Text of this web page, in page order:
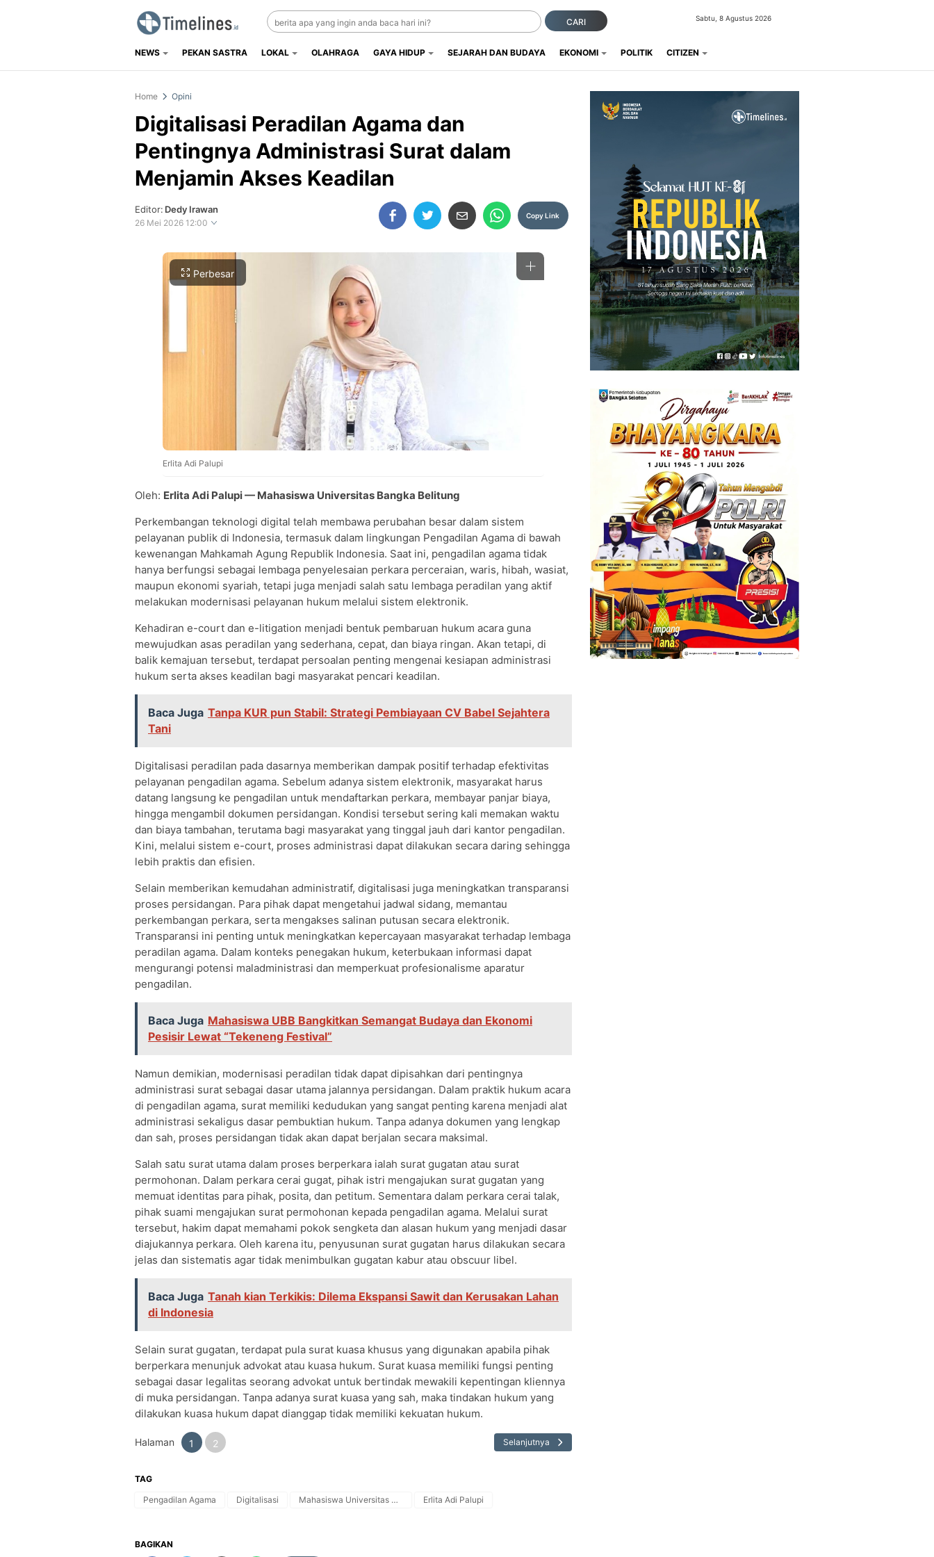
Timelines.id
Media Literasi, Sejarah & Budaya
CARI Sabtu, 8 Agustus 2026
NEWS PEKAN SASTRA LOKAL OLAHRAGA GAYA HIDUP SEJARAH DAN BUDAYA EKONOMI POLITIK CITIZEN
Home Opini
Digitalisasi Peradilan Agama dan
Pentingnya Administrasi Surat dalam
Menjamin Akses Keadilan
Editor: Dedy Irawan
26 Mei 2026 12:00
Copy Link
Perbesar
Erlita Adi Palupi
Oleh: Erlita Adi Palupi — Mahasiswa Universitas Bangka Belitung
Perkembangan teknologi digital telah membawa perubahan besar dalam sistem
pelayanan publik di Indonesia, termasuk dalam lingkungan Pengadilan Agama di bawah
kewenangan Mahkamah Agung Republik Indonesia. Saat ini, pengadilan agama tidak
hanya berfungsi sebagai lembaga penyelesaian perkara perceraian, waris, hibah, wasiat,
maupun ekonomi syariah, tetapi juga menjadi salah satu lembaga peradilan yang aktif
melakukan modernisasi pelayanan hukum melalui sistem elektronik.
Kehadiran e-court dan e-litigation menjadi bentuk pembaruan hukum acara guna
mewujudkan asas peradilan yang sederhana, cepat, dan biaya ringan. Akan tetapi, di
balik kemajuan tersebut, terdapat persoalan penting mengenai kesiapan administrasi
hukum serta akses keadilan bagi masyarakat pencari keadilan.
Baca Juga Tanpa KUR pun Stabil: Strategi Pembiayaan CV Babel Sejahtera
Tani
Digitalisasi peradilan pada dasarnya memberikan dampak positif terhadap efektivitas
pelayanan pengadilan agama. Sebelum adanya sistem elektronik, masyarakat harus
datang langsung ke pengadilan untuk mendaftarkan perkara, membayar panjar biaya,
hingga mengambil dokumen persidangan. Kondisi tersebut sering kali memakan waktu
dan biaya tambahan, terutama bagi masyarakat yang tinggal jauh dari kantor pengadilan.
Kini, melalui sistem e-court, proses administrasi dapat dilakukan secara daring sehingga
lebih praktis dan efisien.
Selain memberikan kemudahan administratif, digitalisasi juga meningkatkan transparansi
proses persidangan. Para pihak dapat mengetahui jadwal sidang, memantau
perkembangan perkara, serta mengakses salinan putusan secara elektronik.
Transparansi ini penting untuk meningkatkan kepercayaan masyarakat terhadap lembaga
peradilan agama. Dalam konteks penegakan hukum, keterbukaan informasi dapat
mengurangi potensi maladministrasi dan memperkuat profesionalisme aparatur
pengadilan.
Baca Juga Mahasiswa UBB Bangkitkan Semangat Budaya dan Ekonomi
Pesisir Lewat “Tekeneng Festival”
Namun demikian, modernisasi peradilan tidak dapat dipisahkan dari pentingnya
administrasi surat sebagai dasar utama jalannya persidangan. Dalam praktik hukum acara
di pengadilan agama, surat memiliki kedudukan yang sangat penting karena menjadi alat
administrasi sekaligus dasar pembuktian hukum. Tanpa adanya dokumen yang lengkap
dan sah, proses persidangan tidak akan dapat berjalan secara maksimal.
Salah satu surat utama dalam proses berperkara ialah surat gugatan atau surat
permohonan. Dalam perkara cerai gugat, pihak istri mengajukan surat gugatan yang
memuat identitas para pihak, posita, dan petitum. Sementara dalam perkara cerai talak,
pihak suami mengajukan surat permohonan kepada pengadilan agama. Melalui surat
tersebut, hakim dapat memahami pokok sengketa dan alasan hukum yang menjadi dasar
diajukannya perkara. Oleh karena itu, penyusunan surat gugatan harus dilakukan secara
jelas dan sistematis agar tidak menimbulkan gugatan kabur atau obscuur libel.
Baca Juga Tanah kian Terkikis: Dilema Ekspansi Sawit dan Kerusakan Lahan
di Indonesia
Selain surat gugatan, terdapat pula surat kuasa khusus yang digunakan apabila pihak
berperkara menunjuk advokat atau kuasa hukum. Surat kuasa memiliki fungsi penting
sebagai dasar legalitas seorang advokat untuk bertindak mewakili kepentingan kliennya
di muka persidangan. Tanpa adanya surat kuasa yang sah, maka tindakan hukum yang
dilakukan kuasa hukum dapat dianggap tidak memiliki kekuatan hukum.
Halaman 1 2 Selanjutnya
TAG
Pengadilan Agama
Digitalisasi Mahasiswa Universitas Bangka Belitung Erlita Adi Palupi
BAGIKAN